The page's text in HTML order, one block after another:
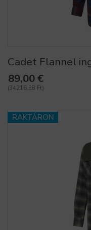
Cadet Flannel
89,00 €
(34216,58 Ft)
RAKTÁRON